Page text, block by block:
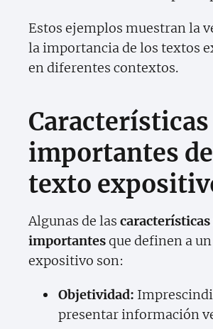
Estos ejemplos muestran la
la importancia de los textos
en diferentes contextos.
Características
importantes
texto
Algunas de las características
importantesque definen a
expositivo son:
Objetividad:
presentar información